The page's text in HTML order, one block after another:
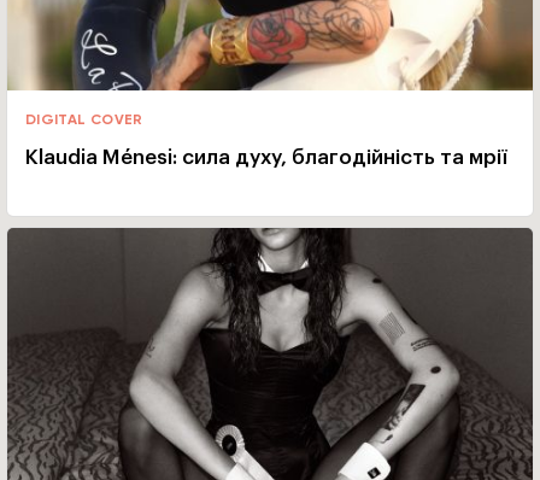
DIGITAL COVER
Klaudia Ménesi: сила духу, благодійність та мрії